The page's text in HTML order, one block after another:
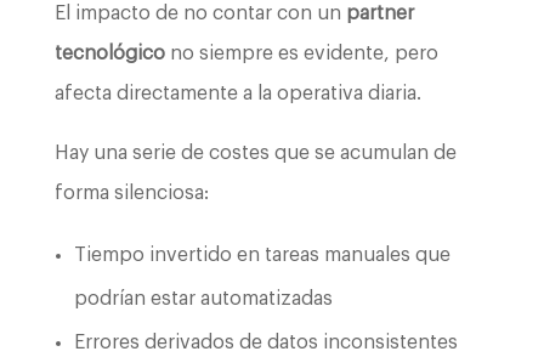
El impacto de no contar con un partner
tecnológicono siempre es evidente, pero
afecta directamente a la operativa diaria.
Hay una serie de costes que se acumulan de
forma silenciosa:
Tiempo invertido en tareas manuales que
podrían estar automatizadas
Errores derivados de datos inconsistentes